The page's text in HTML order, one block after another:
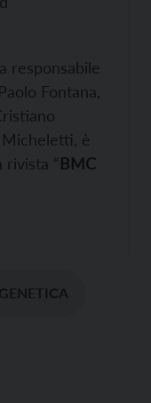
responsabile
Fontana,
Micheletti, è
“BMC